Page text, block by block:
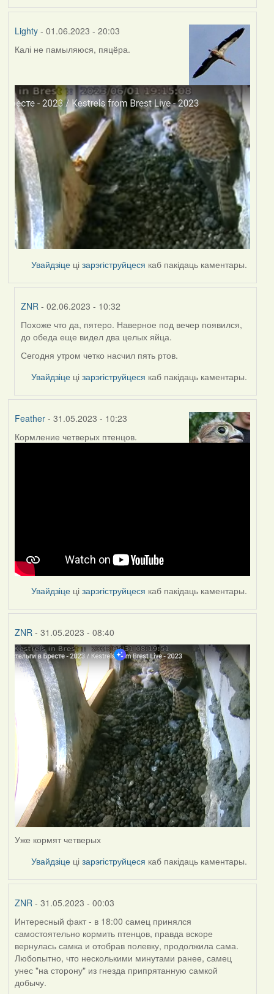
Lighty- 01.06.2023 - 20:03
Калі не памыляюся, пяцёра.
Увайдзіце цізарэгіструйцеся каб пакідаць каментары.
ZNR - 02.06.2023 - 10:32
In
reply
to
Lighty
Похоже что да, пятеро. Наверное под вечер появился,
до обеда еще видел два целых яйца.
Сегодня утром четко насчил пять ртов.
Увайдзіце цізарэгіструйцеся каб пакідаць каментары.
Feather- 31.05.2023 - 10:23
Кормление четверых птенцов.
Увайдзіце цізарэгіструйцеся каб пакідаць каментары.
ZNR- 31.05.2023 - 08:40
Уже кормят четверых
Увайдзіце цізарэгіструйцеся каб пакідаць каментары.
ZNR- 31.05.2023 - 00:03
Интересный факт - в 18:00 самец принялся
самостоятельно кормить птенцов, правда вскоре
вернулась самка и отобрав полевку, продолжила сама.
Любопытно, что несколькими минутами ранее, самец
унес "на сторону" из гнезда припрятанную самкой
добычу.